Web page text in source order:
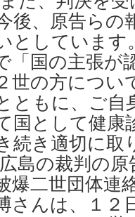
後、原告ら
としています
「国の主張が
世の方につい
ともに、ご自
国として健
続き適切に
島の裁判の
爆二世団体連
さんは、１２